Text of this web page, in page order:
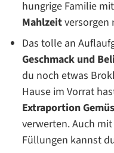
hungrige Familie
Mahlzeitversorgen
Das tolle an
Geschmack und
du noch etwas
Hause im Vorrat
Extraportion
verwerten. Auch
Füllungen kannst